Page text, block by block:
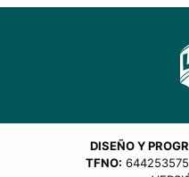
DISEÑO Y
TFNO: